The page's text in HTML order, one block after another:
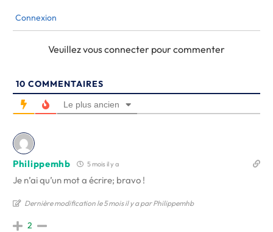
Connexion
Veuillez vous connecter pour commenter
10 COMMENTAIRES
Le plus ancien
Philippemhb 5 mois il y a
Je n’ai qu’un mot a écrire; bravo !
Dernière modification le 5 mois il y a par Philippemhb
2